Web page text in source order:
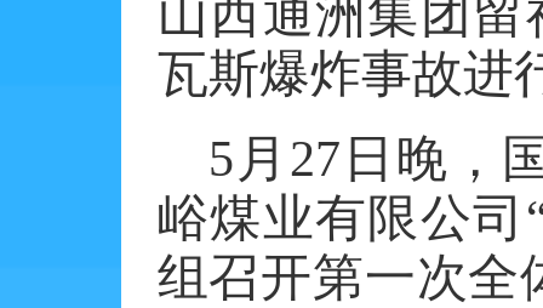
山西通洲集团
瓦斯爆炸事故进
5 月 27 日晚，
峪煤业有限公司
组召开第一次全